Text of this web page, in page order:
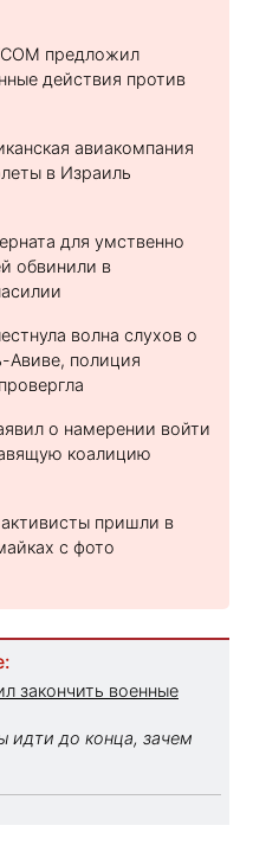
предложил
действия против
авиакомпания
в Израиль
для умственно
обвинили в
волна слухов о
Авиве, полиция
о намерении войти
коалицию
пришли в
с фото
закончить военные
идти до конца, зачем